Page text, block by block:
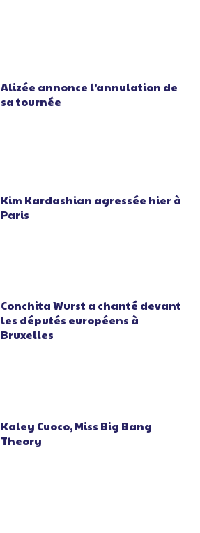
Alizée annonce l’annulation de
sa tournée
Kim Kardashian agressée hier à
Paris
Conchita Wurst a chanté devant
les députés européens à
Bruxelles
Kaley Cuoco, Miss Big Bang
Theory